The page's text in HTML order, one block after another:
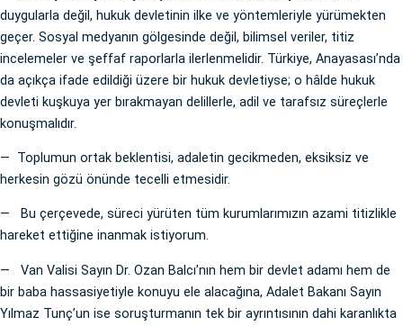
duygularla değil, hukuk devletinin ilke ve yöntemleriyle yürümekten
geçer. Sosyal medyanın gölgesinde değil, bilimsel veriler, titiz
incelemeler ve şeffaf raporlarla ilerlenmelidir. Türkiye, Anayasası’nda
da açıkça ifade edildiği üzere bir hukuk devletiyse; o hâlde hukuk
devleti kuşkuya yer bırakmayan delillerle, adil ve tarafsız süreçlerle
konuşmalıdır.
— Toplumun ortak beklentisi, adaletin gecikmeden, eksiksiz ve
herkesin gözü önünde tecelli etmesidir.
— Bu çerçevede, süreci yürüten tüm kurumlarımızın azami titizlikle
hareket ettiğine inanmak istiyorum.
— Van Valisi Sayın Dr. Ozan Balcı’nın hem bir devlet adamı hem de
bir baba hassasiyetiyle konuyu ele alacağına, Adalet Bakanı Sayın
Yılmaz Tunç’un ise soruşturmanın tek bir ayrıntısının dahi karanlıkta